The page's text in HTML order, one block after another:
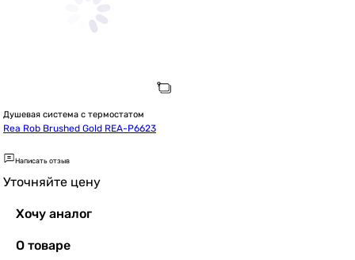
Душевая система с термостатом
Rea Rob Brushed Gold REA-P6623
Написать отзыв
Уточняйте цену
Хочу аналог
О товаре